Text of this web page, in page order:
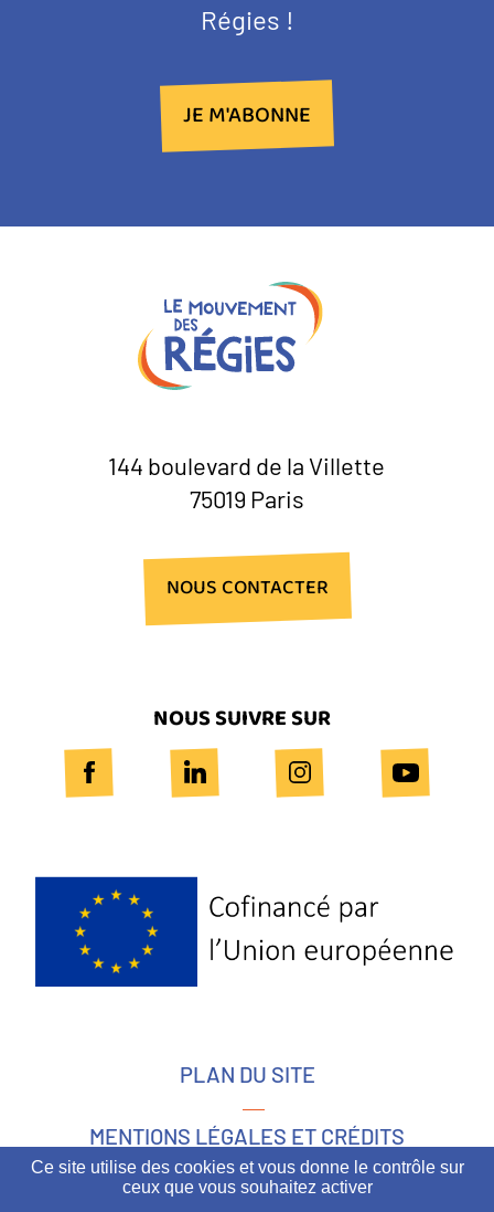
Régies !
JE M'ABONNE
NOUS CONTACTER
144 boulevard de la Villette
75019 Paris
NOUS SUIVRE SUR
Logo
Europe
PLAN DU SITE
MENTIONS LÉGALES ET CRÉDITS
ACCESSIBILITÉ
Ce site utilise des cookies et vous donne le contrôle sur
ceux que vous souhaitez activer